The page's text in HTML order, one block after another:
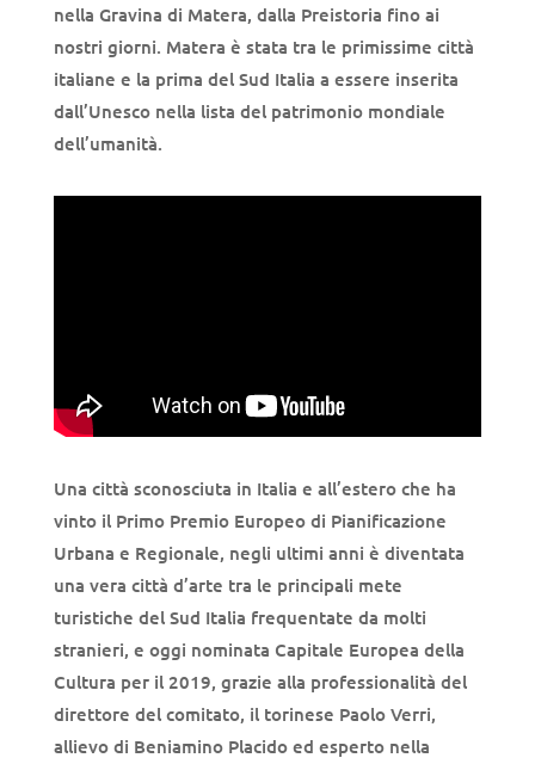
nella Gravina di Matera, dalla Preistoria fino ai
nostri giorni. Matera è stata tra le primissime città
italiane e la prima del Sud Italia a essere inserita
dall’Unesco nella lista del patrimonio mondiale
dell’umanità.
Una città sconosciuta in Italia e all’estero che ha
vinto il Primo Premio Europeo di Pianificazione
Urbana e Regionale, negli ultimi anni è diventata
una vera città d’arte tra le principali mete
turistiche del Sud Italia frequentate da molti
stranieri, e oggi nominata Capitale Europea della
Cultura per il 2019, grazie alla professionalità del
direttore del comitato, il torinese Paolo Verri,
allievo di Beniamino Placido ed esperto nella